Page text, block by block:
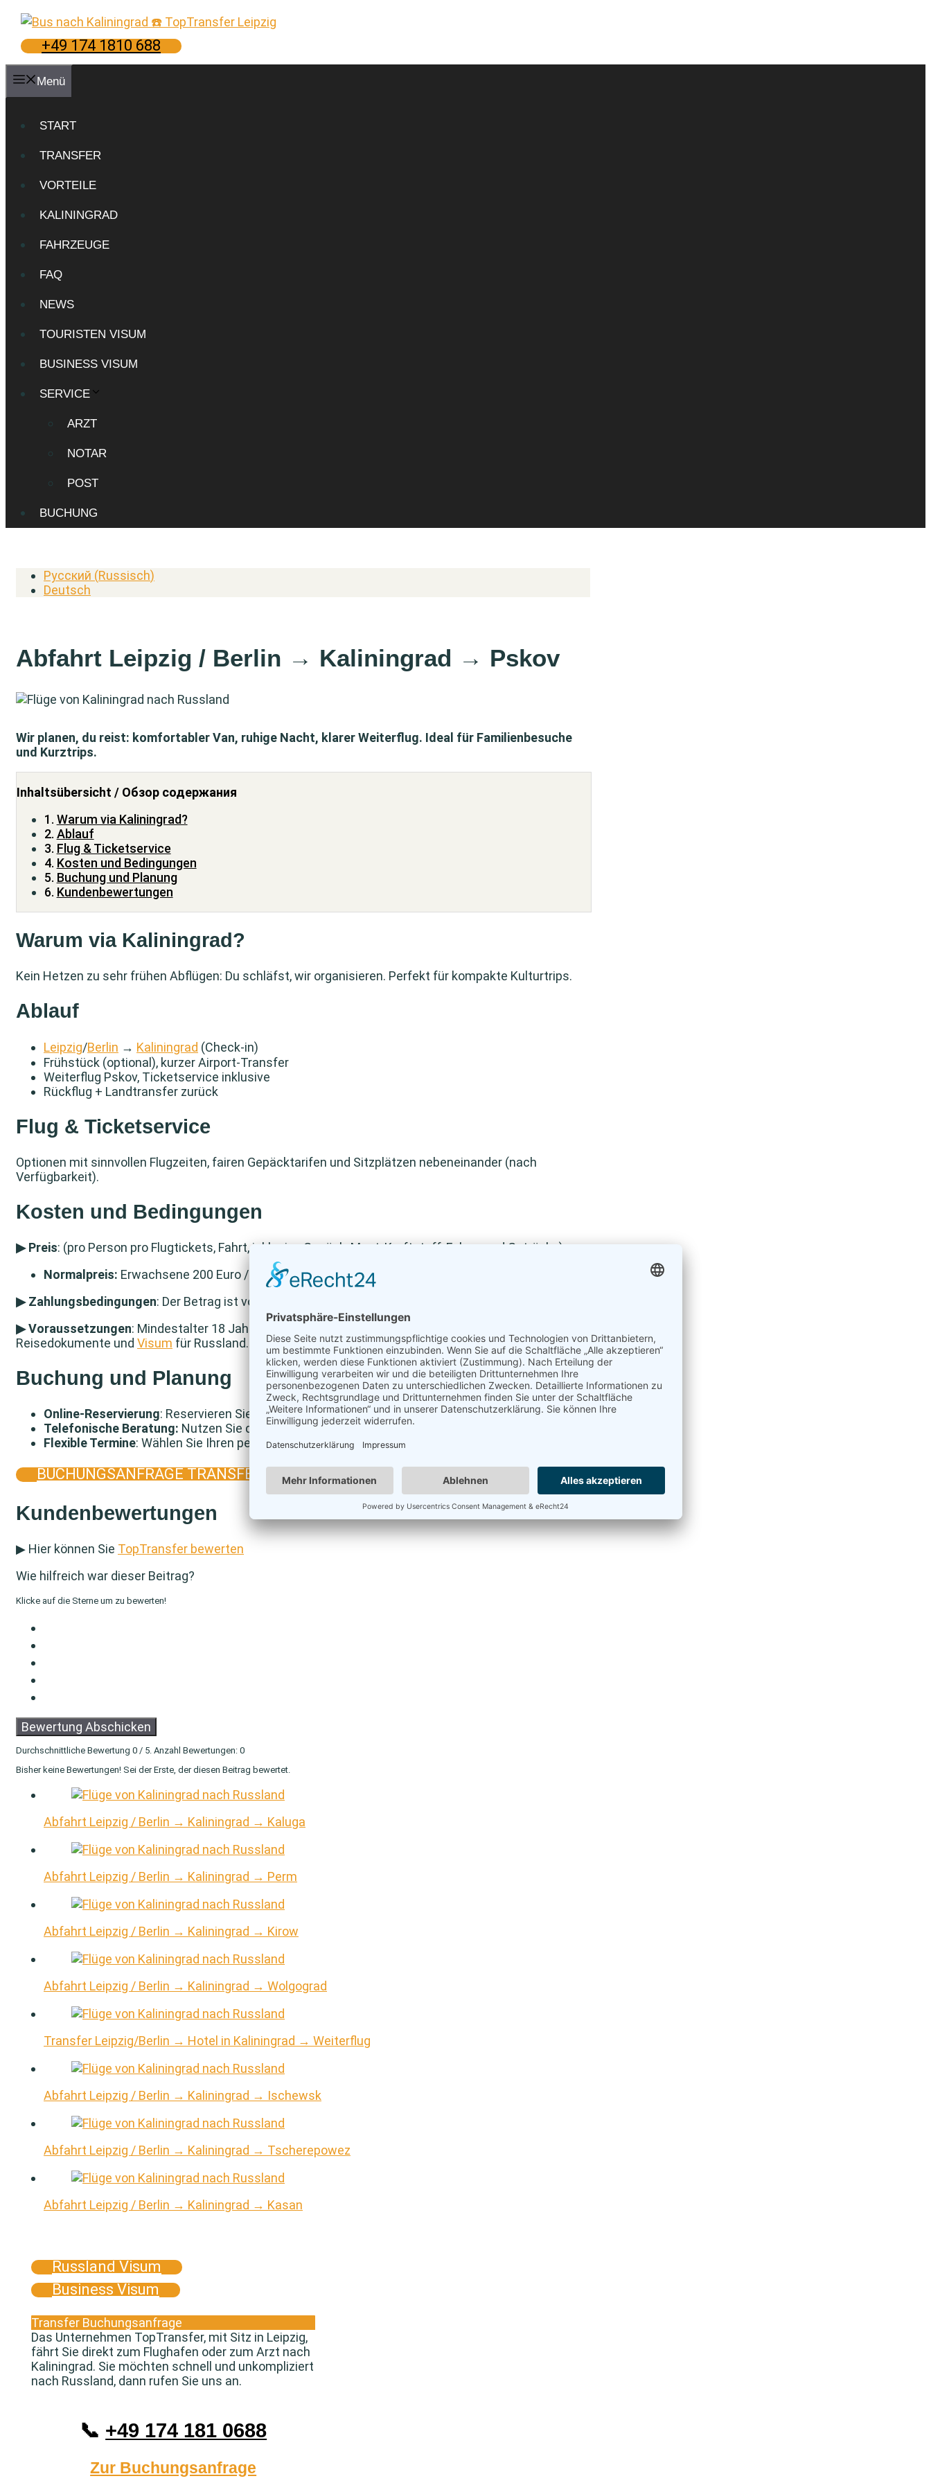
Zum
Inhalt
springen+49 174 1810 688
Menü
START
TRANSFER
VORTEILE
KALININGRAD
FAHRZEUGE
FAQ
NEWS
TOURISTEN VISUM
BUSINESS VISUM
SERVICE
ARZT
NOTAR
POST
BUCHUNG
Русский (Russisch)
Deutsch
Abfahrt Leipzig / Berlin → Kaliningrad → Pskov
Wir planen, du reist: komfortabler Van, ruhige Nacht, klarer Weiterflug. Ideal für Familienbesuche
und Kurztrips.
Inhaltsübersicht / Обзор содержания
Warum via Kaliningrad?
Ablauf
Flug & Ticketservice
Kosten und Bedingungen
Buchung und Planung
Kundenbewertungen
Warum via Kaliningrad?
Kein Hetzen zu sehr frühen Abflügen: Du schläfst, wir organisieren. Perfekt für kompakte Kulturtrips.
Ablauf
Leipzig/Berlin → Kaliningrad (Check-in)
Frühstück (optional), kurzer Airport-Transfer
Weiterflug Pskov, Ticketservice inklusive
Rückflug + Landtransfer zurück
Flug & Ticketservice
Optionen mit sinnvollen Flugzeiten, fairen Gepäcktarifen und Sitzplätzen nebeneinander (nach
Verfügbarkeit).
Kosten und Bedingungen
▶ Preis: (pro Person pro Flugtickets, Fahrt, inklusive Gepäck, Maut, Kraftstoff, Fahrer und Getränke)
Normalpreis: Erwachsene 200 Euro / Kind 150 Euro + Flugticket
▶ Zahlungsbedingungen: Der Betrag ist vor der Fahrt bei Rechnung fällig.
▶ Voraussetzungen: Mindestalter 18 Jahre (Minderjährige nur in Begleitung der Eltern), gültige
Reisedokumente und Visum für Russland.
Buchung und Planung
Online-Reservierung: Reservieren Sie Ihren Platz bequem online über das Kontaktformular.
Telefonische Beratung: Nutzen Sie die Kontaktdaten auf dieser Webseite und fragen Sie uns
Flexible Termine: Wählen Sie Ihren persönlichen Termin und wir prüfen ob dieser möglich ist.
BUCHUNGSANFRAGE TRANSFERBUS
Kundenbewertungen
▶ Hier können Sie TopTransfer bewerten
Wie hilfreich war dieser Beitrag?
Klicke auf die Sterne um zu bewerten!
Bewertung Abschicken
Durchschnittliche Bewertung 0 / 5. Anzahl Bewertungen: 0
Bisher keine Bewertungen! Sei der Erste, der diesen Beitrag bewertet.
Abfahrt Leipzig / Berlin → Kaliningrad → Kaluga
Abfahrt Leipzig / Berlin → Kaliningrad → Perm
Abfahrt Leipzig / Berlin → Kaliningrad → Kirow
Abfahrt Leipzig / Berlin → Kaliningrad → Wolgograd
Transfer Leipzig/Berlin → Hotel in Kaliningrad → Weiterflug
Abfahrt Leipzig / Berlin → Kaliningrad → Ischewsk
Abfahrt Leipzig / Berlin → Kaliningrad → Tscherepowez
Abfahrt Leipzig / Berlin → Kaliningrad → Kasan
Russland Visum
Business Visum
Transfer Buchungsanfrage
Das Unternehmen TopTransfer, mit Sitz in Leipzig,
fährt Sie direkt zum Flughafen oder zum Arzt nach
Kaliningrad. Sie möchten schnell und unkompliziert
nach Russland, dann rufen Sie uns an.
📞 +49 174 181 0688
Zur Buchungsanfrage